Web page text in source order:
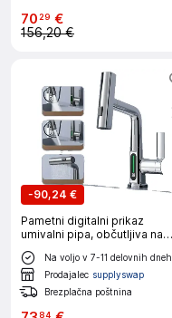
70 29 €
156,20 €
-90,24 €
Pametni digitalni prikaz
umivalni pipa, občutljiva na
temperaturo, funkcionalnost
izvlečenja, krom
Na voljo v 7-11 delovnih dneh
Prodajalec supplyswap
Brezplačna poštnina
84